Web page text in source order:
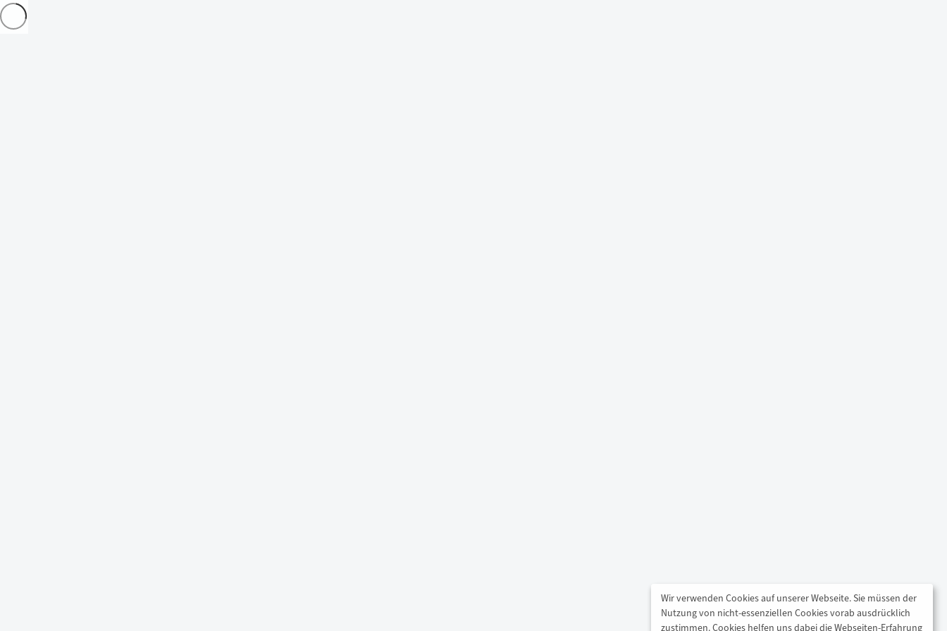
Wir verwenden Cookies auf unserer Webseite. Sie müssen der
Nutzung von nicht-essenziellen Cookies vorab ausdrücklich
zustimmen. Cookies helfen uns dabei die Webseiten-Erfahrung